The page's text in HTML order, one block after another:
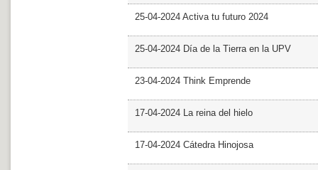
25-04-2024 Activa tu futuro 2024
25-04-2024 Día de la Tierra en la UPV
23-04-2024 Think Emprende
17-04-2024 La reina del hielo
17-04-2024 Cátedra Hinojosa